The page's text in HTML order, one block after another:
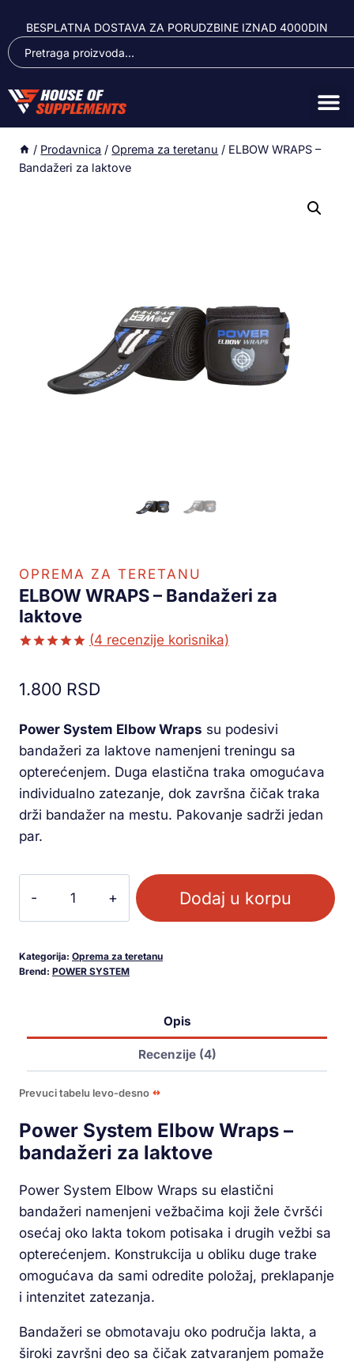
BESPLATNA DOSTAVA ZA PORUDZBINE IZNAD 4000DIN
/ Prodavnica / Oprema za teretanu / ELBOW WRAPS –
Bandažeri za laktove
OPREMA ZA TERETANU
ELBOW WRAPS – Bandažeri za
laktove
na osnovu
ocene
(4 recenzije korisnika)
1.800 RSD
Power System Elbow Wraps su podesivi
bandažeri za laktove namenjeni treningu sa
opterećenjem. Duga elastična traka omogućava
individualno zatezanje, dok završna čičak traka
drži bandažer na mestu. Pakovanje sadrži jedan
par.
Dodaj u korpu
Kategorija: Oprema za teretanu
Brend: POWER SYSTEM
Opis
Recenzije (4)
Prevuci tabelu levo-desno
Power System Elbow Wraps –
bandažeri za laktove
Power System Elbow Wraps su elastični
bandažeri namenjeni vežbačima koji žele čvršći
osećaj oko lakta tokom potisaka i drugih vežbi sa
opterećenjem. Konstrukcija u obliku duge trake
omogućava da sami odredite položaj, preklapanje
i intenzitet zatezanja.
Bandažeri se obmotavaju oko područja lakta, a
široki završni deo sa čičak zatvaranjem pomaže